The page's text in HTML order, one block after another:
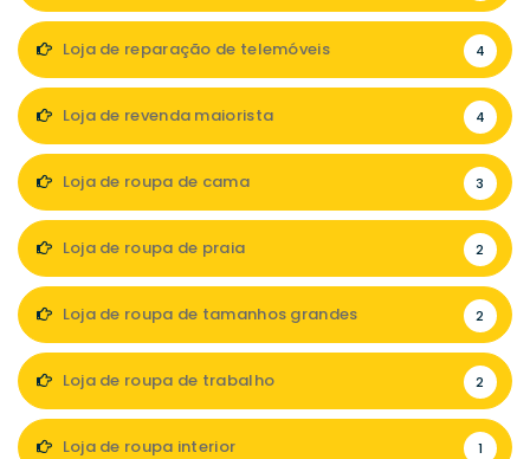
Loja de reparação de telemóveis 4
Loja de revenda maiorista 4
Loja de roupa de cama 3
Loja de roupa de praia 2
Loja de roupa de tamanhos grandes 2
Loja de roupa de trabalho 2
Loja de roupa interior 1